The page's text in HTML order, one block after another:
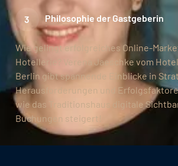
Wie gelingt erfolgreiches Online-
Hotellerie? Verena Jaeschke vom
Berlin gibt spannende Einblicke in
Herausforderungen und
wie das Traditionshaus digitale
Buchungen steigert!
Philosophie der Gastgeberin